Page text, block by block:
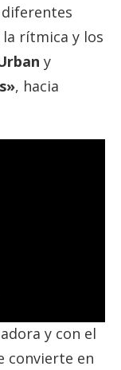
rítmica y los
y
, hacia
y con el
convierte en